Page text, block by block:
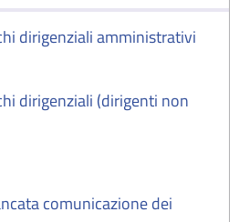
dirigenziali amministrativi
dirigenziali (dirigenti non
comunicazione dei